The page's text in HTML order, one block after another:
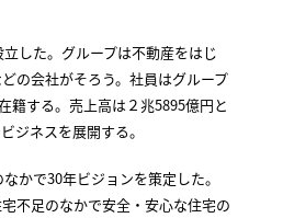
した。グループは不動産をはじ
の会社がそろう。社員はグループ
籍する。売上高は２兆5895億円と
ジネスを展開する。
かで30年ビジョンを策定した。
不足のなかで安全・安心な住宅の